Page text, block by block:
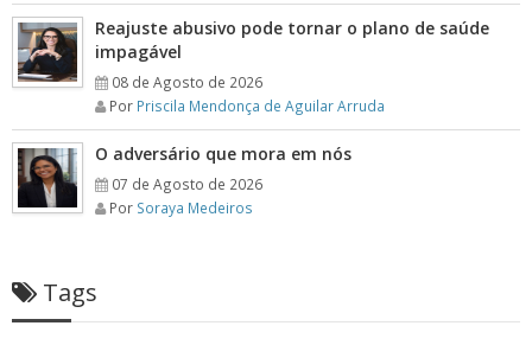
Reajuste abusivo pode tornar o plano de saúde
impagável
08 de Agosto de 2026
Por Priscila Mendonça de Aguilar Arruda
O adversário que mora em nós
07 de Agosto de 2026
Por Soraya Medeiros
Tags